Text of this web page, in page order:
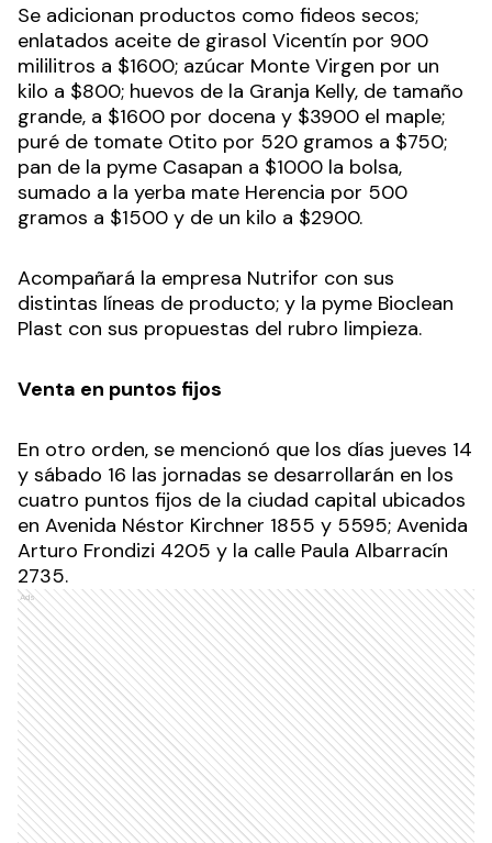
Se adicionan productos como fideos secos;
enlatados aceite de girasol Vicentín por 900
mililitros a $1600; azúcar Monte Virgen por un
kilo a $800; huevos de la Granja Kelly, de tamaño
grande, a $1600 por docena y $3900 el maple;
puré de tomate Otito por 520 gramos a $750;
pan de la pyme Casapan a $1000 la bolsa,
sumado a la yerba mate Herencia por 500
gramos a $1500 y de un kilo a $2900.
Acompañará la empresa Nutrifor con sus
distintas líneas de producto; y la pyme Bioclean
Plast con sus propuestas del rubro limpieza.
Venta en puntos fijos
En otro orden, se mencionó que los días jueves 14
y sábado 16 las jornadas se desarrollarán en los
cuatro puntos fijos de la ciudad capital ubicados
en Avenida Néstor Kirchner 1855 y 5595; Avenida
Arturo Frondizi 4205 y la calle Paula Albarracín
2735.
Ads